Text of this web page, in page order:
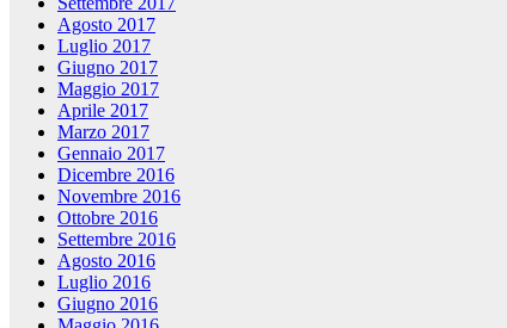
Agosto 2017
Luglio 2017
Giugno 2017
Maggio 2017
Aprile 2017
Marzo 2017
Gennaio 2017
Dicembre 2016
Novembre 2016
Ottobre 2016
Settembre 2016
Agosto 2016
Luglio 2016
Giugno 2016